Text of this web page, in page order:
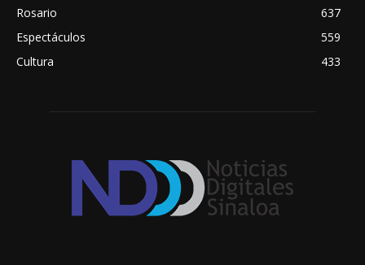
Rosario
637
Espectáculos
559
Cultura
433